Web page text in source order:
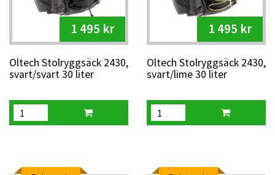
1 495 kr
Oltech Stolryggsäck 2430,
svart/svart 30 liter
1 495 kr
Oltech Stolryggsäck 2430,
svart/lime 30 liter